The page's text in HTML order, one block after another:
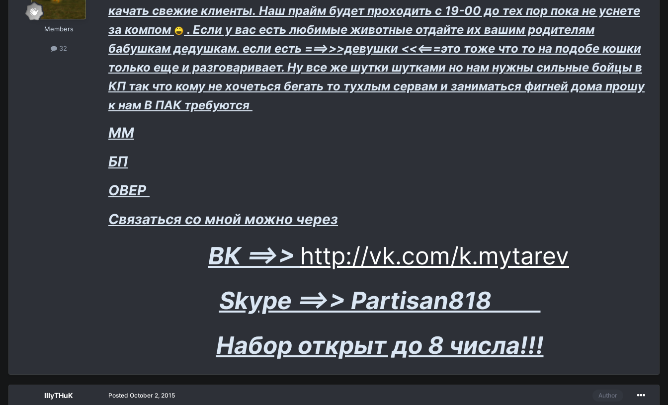
Members
32
качать свежие клиенты. Наш прайм будет проходить с 19-00 до тех пор пока не уснете
за компом
. Если у вас есть любимые животные отдайте их вашим родителям
бабушкам дедушкам. если есть ===>>>девушки <<<===это тоже что то на подобе кошки
только еще и разговаривает. Ну все же шутки шутками но нам нужны сильные бойцы в
КП так что кому не хочеться бегать то тухлым сервам и заниматься фигней дома прошу
к нам В ПАК требуются
ММ
БП
ОВЕР
Связаться со мной можно через
ВК ==>> http://vk.com/k.mytarev
Skype ==>> Partisan818
Набор открыт до 8 числа!!!
IIIyTHuK Author
Posted October 2, 2015